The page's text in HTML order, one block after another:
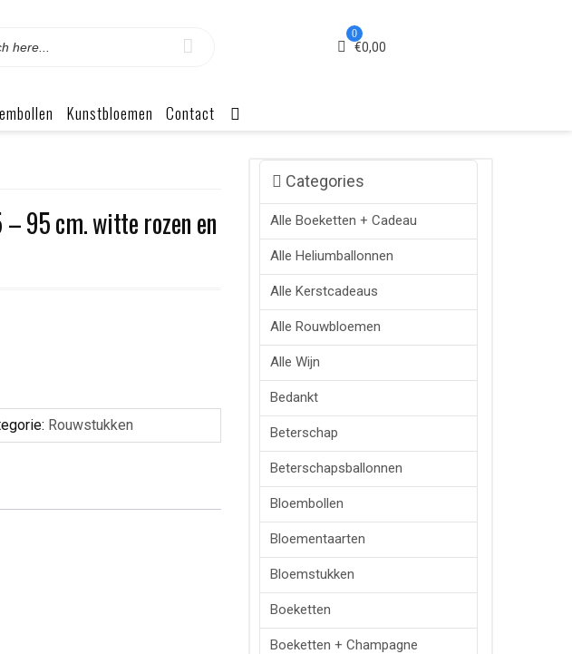
0
€0,00
Kunstbloemen Contact
95 cm. witte rozen en
Rouwstukken
Categories
Alle Boeketten + Cadeau
Alle Heliumballonnen
Alle Kerstcadeaus
Alle Rouwbloemen
Alle Wijn
Bedankt
Beterschap
Beterschapsballonnen
Bloembollen
Bloementaarten
Bloemstukken
Boeketten
Boeketten + Champagne